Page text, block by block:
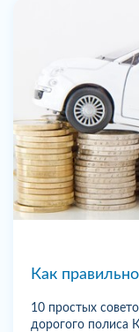
Как
10 простых
дорогого полиса